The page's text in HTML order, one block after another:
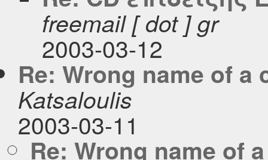
freemail [ dot ] gr
2003-03-12
Re: Wrong name of a
Katsaloulis
2003-03-11
Re: Wrong name of